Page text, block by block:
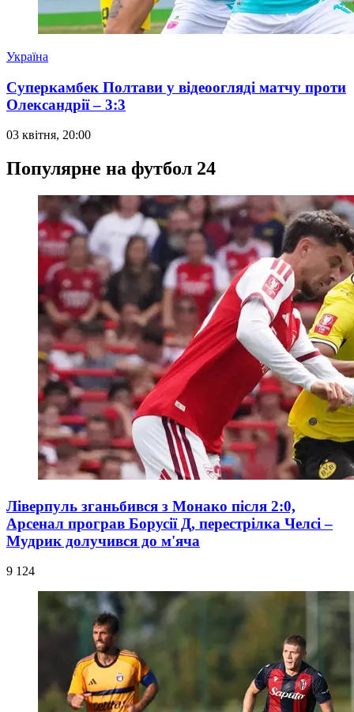
Україна
Суперкамбек Полтави у відеоогляді матчу проти
Олександрії – 3:3
03 квітня, 20:00
Популярне на футбол 24
Ліверпуль зганьбився з Монако після 2:0,
Арсенал програв Борусії Д, перестрілка Челсі –
Мудрик долучився до м'яча
9 124